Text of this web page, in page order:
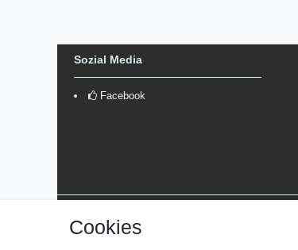
Sozial Media
Facebook
*Lieferzeit: 1-3 Werktage / 4-5 Werktage - je
Cookies